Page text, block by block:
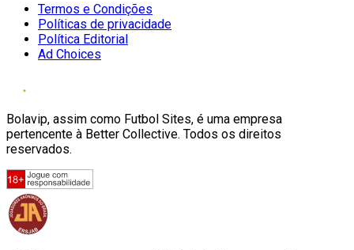
Termos e Condições
Políticas de privacidade
Política Editorial
Ad Choices
Bolavip, assim como Futbol Sites, é uma empresa
pertencente à Better Collective. Todos os direitos
reservados.